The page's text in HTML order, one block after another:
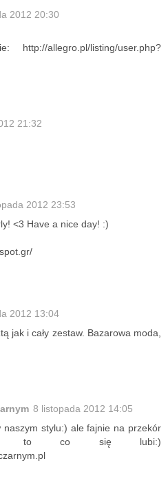
2012 20:30
allegro.pl/listing/user.php?
21:32
2012 23:53
<3 Have a nice day! :)
2012 13:04
jak i cały zestaw. Bazarowa moda,
8 listopada 2012 14:05
naszym stylu:) ale fajnie na przekór
to co się lubi:)